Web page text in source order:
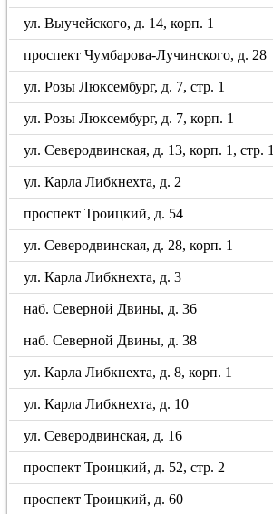
ул. Выучейского, д. 14, корп. 1
проспект Чумбарова-Лучинского, д. 28
ул. Розы Люксембург, д. 7, стр. 1
ул. Розы Люксембург, д. 7, корп. 1
ул. Северодвинская, д. 13, корп. 1, стр. 1
ул. Карла Либкнехта, д. 2
проспект Троицкий, д. 54
ул. Северодвинская, д. 28, корп. 1
ул. Карла Либкнехта, д. 3
наб. Северной Двины, д. 36
наб. Северной Двины, д. 38
ул. Карла Либкнехта, д. 8, корп. 1
ул. Карла Либкнехта, д. 10
ул. Северодвинская, д. 16
проспект Троицкий, д. 52, стр. 2
проспект Троицкий, д. 60